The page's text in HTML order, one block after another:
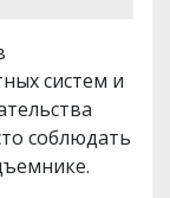
систем и
соблюдать